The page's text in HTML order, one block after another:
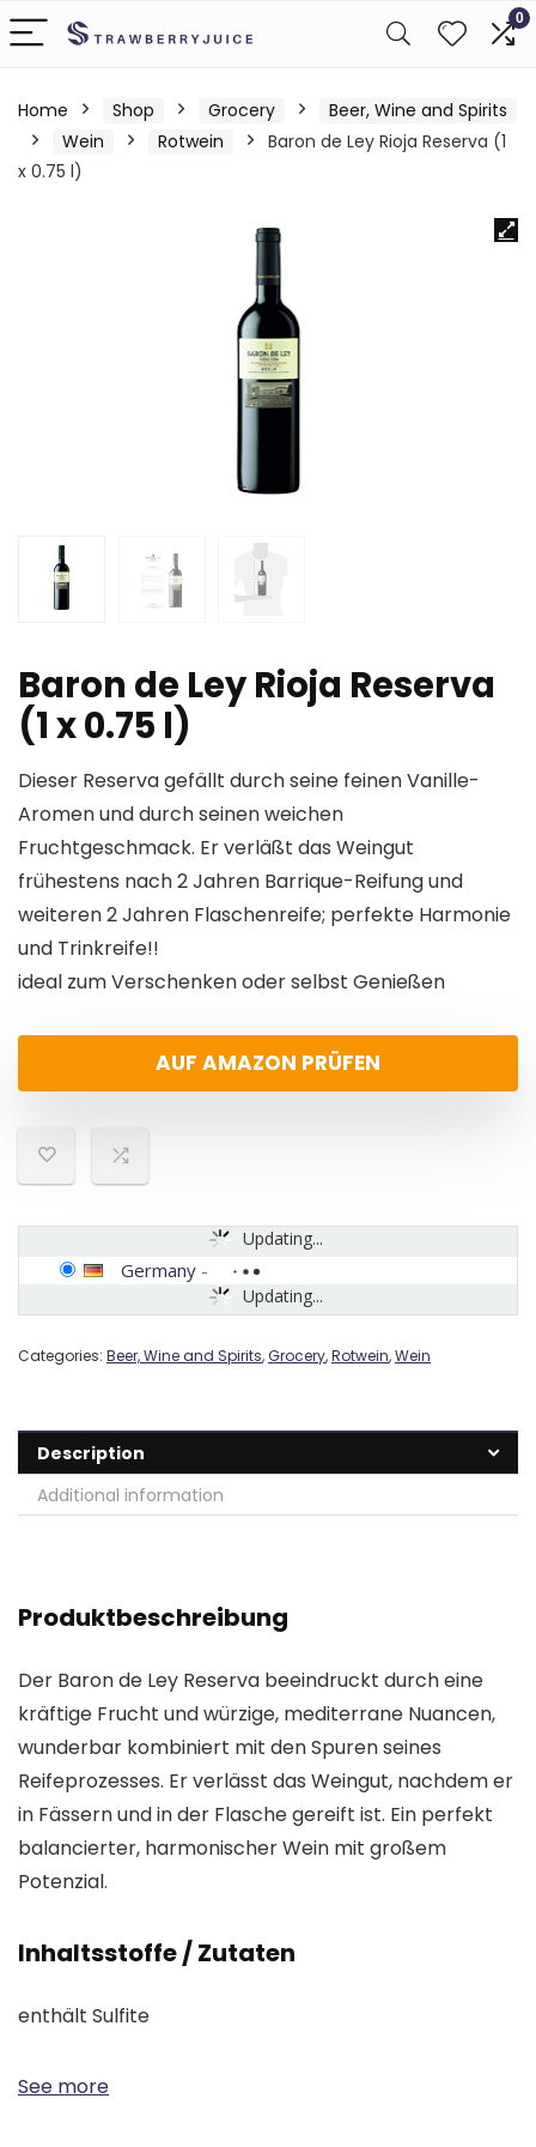
0
Home Shop Grocery
Beer, Wine and Spirits
Wein
Rotwein
Baron de Ley Rioja Reserva (1
x 0.75 l)
Baron de Ley Rioja Reserva
(1 x 0.75 l)
Dieser Reserva gefällt durch seine feinen Vanille-
Aromen und durch seinen weichen
Fruchtgeschmack. Er verläßt das Weingut
frühestens nach 2 Jahren Barrique-Reifung und
weiteren 2 Jahren Flaschenreife; perfekte Harmonie
und Trinkreife!!
ideal zum Verschenken oder selbst Genießen
AUF AMAZON PRÜFEN
Updating...
Updating...
Germany -
Categories: Beer, Wine and Spirits,Grocery,Rotwein,Wein
Description
Additional information
Produktbeschreibung
Der Baron de Ley Reserva beeindruckt durch eine
kräftige Frucht und würzige, mediterrane Nuancen,
wunderbar kombiniert mit den Spuren seines
Reifeprozesses. Er verlässt das Weingut, nachdem er
in Fässern und in der Flasche gereift ist. Ein perfekt
balancierter, harmonischer Wein mit großem
Potenzial.
Inhaltsstoffe / Zutaten
enthält Sulfite
See more